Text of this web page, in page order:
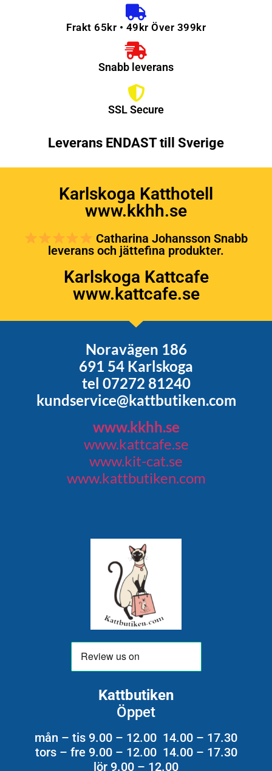
Frakt 65kr • 49kr Över 399kr
Snabb leverans
SSL Secure
Leverans ENDAST till Sverige
Karlskoga Katthotell
www.kkhh.se
Catharina Johansson Snabb
leverans och jättefina produkter.
Karlskoga Kattcafe
www.kattcafe.se
Noravägen 186
691 54 Karlskoga
tel 07272 81240
kundservice@kattbutiken.com
www.kkhh.se
www.kattcafe.se
www.kit-cat.se
www.kattbutiken.com
Kattbutiken
Öppet
mån – tis 9.00 – 12.00 14.00 – 17.30
tors – fre 9.00 – 12.00 14.00 – 17.30
lör 9.00 – 12.00